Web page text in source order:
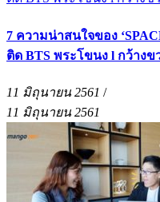
7 ความน่าสนใจของ
ติด BTS พระโขนง l กว้าง
11 มิถุนายน 2561 /
11 มิถุนายน 2561